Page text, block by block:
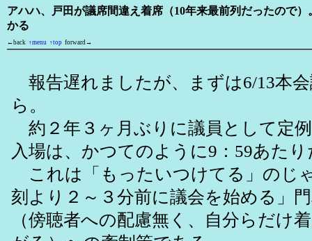
アハハ、戸田が議席間違え着席（10年来最前列だったので
かる
←back ↑menu ↑top forward→
報告遅れましたが、まずは6/13本
ら。
約２年３ヶ月ぶりに議員として定
入場は、かつてのように9：59あた
これは「もったいつけてる」のじ
刻より２～３分前に議会を始める」
（傍聴者への配慮無く、自分らだけ